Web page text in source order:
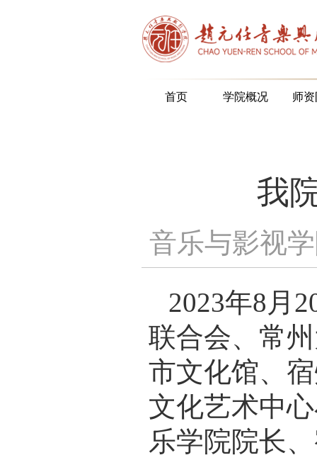
首页 学院概况 师
我
音乐与影视
2023年8 月
联合会、常
市文化馆、
文化艺术中
乐学院院长